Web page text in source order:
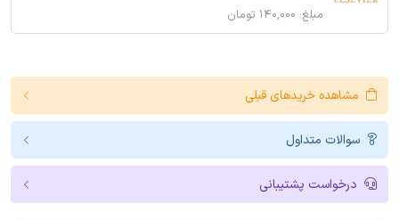
مبلغ: ۱۴۰,۰۰۰ تومان
مشاهده خریدهای قبلی
سوالات متداول
درخواست پشتیبانی